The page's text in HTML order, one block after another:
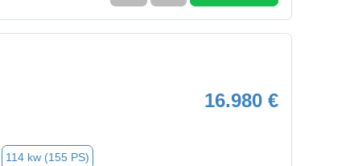
16.980 €
114 kw (155 PS)